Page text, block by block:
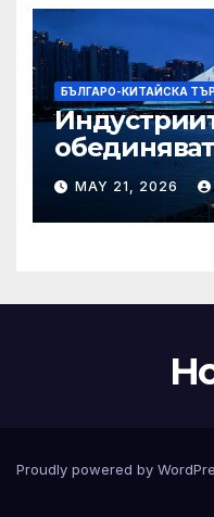
БЪЛГАРО-КИТАЙСКА
културния
MAY 21, 2026
Proudly powered by